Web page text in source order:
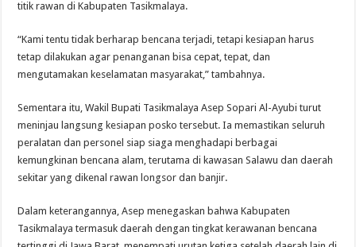
titik rawan di Kabupaten Tasikmalaya.
“Kami tentu tidak berharap bencana terjadi, tetapi kesiapan harus
tetap dilakukan agar penanganan bisa cepat, tepat, dan
mengutamakan keselamatan masyarakat,” tambahnya.
Sementara itu, Wakil Bupati Tasikmalaya Asep Sopari Al-Ayubi turut
meninjau langsung kesiapan posko tersebut. Ia memastikan seluruh
peralatan dan personel siap siaga menghadapi berbagai
kemungkinan bencana alam, terutama di kawasan Salawu dan daerah
sekitar yang dikenal rawan longsor dan banjir.
Dalam keterangannya, Asep menegaskan bahwa Kabupaten
Tasikmalaya termasuk daerah dengan tingkat kerawanan bencana